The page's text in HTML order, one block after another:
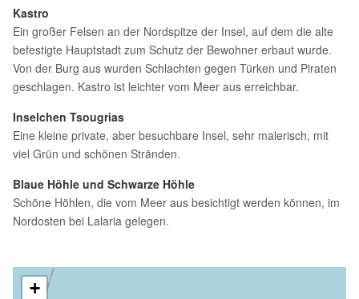
Kastro
Ein großer Felsen an der Nordspitze der Insel, auf dem die alte
befestigte Hauptstadt zum Schutz der Bewohner erbaut wurde.
Von der Burg aus wurden Schlachten gegen Türken und Piraten
geschlagen. Kastro ist leichter vom Meer aus erreichbar.
Inselchen Tsougrias
Eine kleine private, aber besuchbare Insel, sehr malerisch, mit
viel Grün und schönen Stränden.
Blaue Höhle und Schwarze Höhle
Schöne Höhlen, die vom Meer aus besichtigt werden können, im
Nordosten bei Lalaria gelegen.
+